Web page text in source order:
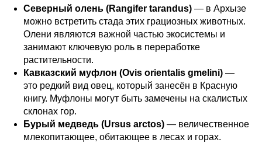
Северный олень (Rangifer tarandus) — в Архызе
можно встретить стада этих грациозных животных.
Олени являются важной частью экосистемы и
занимают ключевую роль в переработке
растительности.
Кавказский муфлон (Ovis orientalis gmelini) —
это редкий вид овец, который занесён в Красную
книгу. Муфлоны могут быть замечены на скалистых
склонах гор.
Бурый медведь (Ursus arctos) — величественное
млекопитающее, обитающее в лесах и горах.